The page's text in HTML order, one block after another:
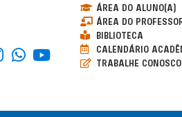
ÁREA DO ALUNO(A)
ÁREA DO
BIBLIOTECA
CALENDÁRIO
TRABALHE CONOSCO